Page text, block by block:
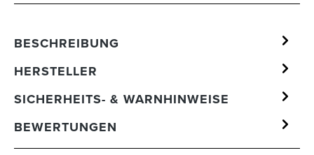
BESCHREIBUNG
HERSTELLER
SICHERHEITS- & WARNHINWEISE
BEWERTUNGEN